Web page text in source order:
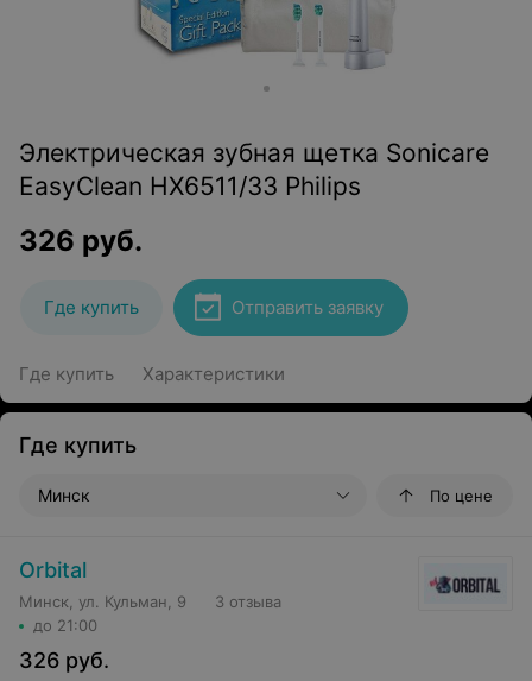
Электрическая зубная щетка Sonicare
EasyClean HX6511/33 Philips
326 руб.
Где купить Отправить заявку
Где купить Характеристики
Где купить
Минск По цене
Orbital
Минск, ул. Кульман, 9
до 21:00
3 отзыва
326 руб.